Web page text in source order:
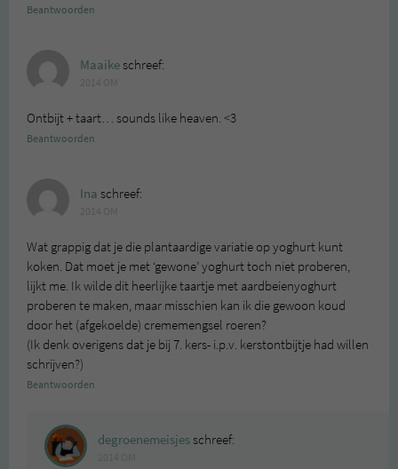
Beantwoorden
Maaikeschreef:
Ontbijt + taart… sounds like heaven. <3
Beantwoorden
Ina schreef:
Wat grappig dat je die plantaardige variatie op yoghurt kunt
koken. Dat moet je met ‘gewone’ yoghurt toch niet proberen,
lijkt me. Ik wilde dit heerlijke taartje met aardbeienyoghurt
proberen te maken, maar misschien kan ik die gewoon koud
door het (afgekoelde) crememengsel roeren?
(Ik denk overigens dat je bij 7. kers- i.p.v. kerstontbijtje had willen
schrijven?)
Beantwoorden
degroenemeisjesschreef: